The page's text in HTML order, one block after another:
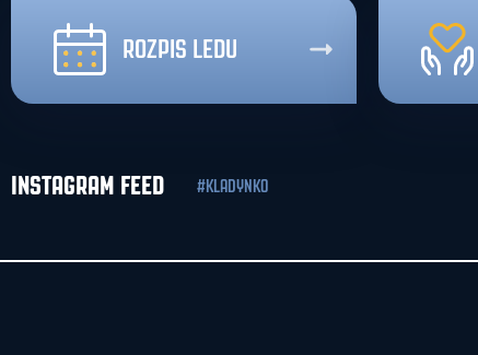
ROZPIS LEDU
INSTAGRAM FEED #KLADYNKO